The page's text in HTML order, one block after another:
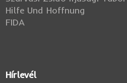
Hilfe Und Hoffnung
FIDA
Hírlevél